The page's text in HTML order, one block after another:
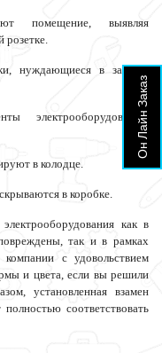
Он Лайн Заказ
помещение, выявляя
розетке.
нуждающиеся в замене,
электрооборудования,
в колодце.
в коробке.
как в
так и в рамках
с удовольствием
и цвета, если вы решили
установленная взамен
соответствовать